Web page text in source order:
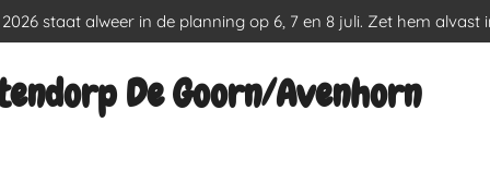
staat alweer in de planning op 6, 7 en 8 juli. Zet hem alvast
De Goorn/Avenhorn